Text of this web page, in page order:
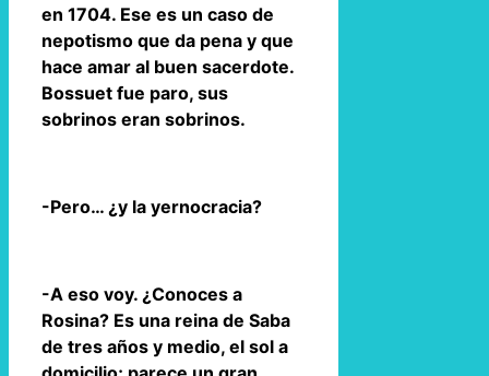
en 1704. Ese es un caso de
nepotismo que da pena y que
hace amar al buen sacerdote.
Bossuet fue paro, sus
sobrinos eran sobrinos.
-Pero… ¿y la yernocracia?
-A eso voy. ¿Conoces a
Rosina? Es una reina de Saba
de tres años y medio, el sol a